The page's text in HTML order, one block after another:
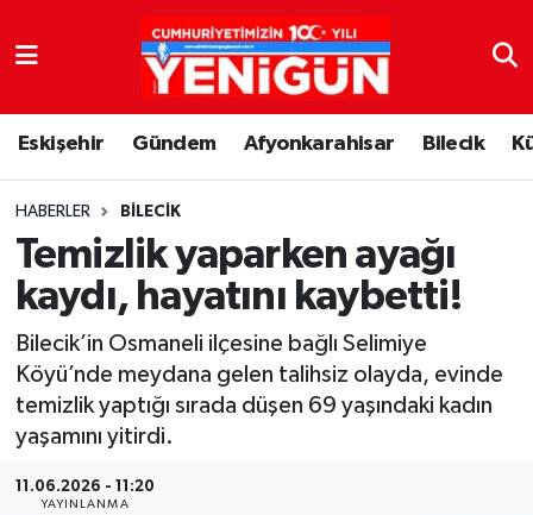
Eskişehir Gündem Afyonkarahisar Bilecik
HABERLER BILECIK
Temizlik yaparken ayağı
kaydı, hayatını kaybetti!
Bilecik’in Osmaneli ilçesine bağlı Selimiye
Köyü’nde meydana gelen talihsiz olayda, evinde
temizlik yaptığı sırada düşen 69 yaşındaki kadın
yaşamını yitirdi.
11.06.2026 - 11:20
YAYINLANMA
Nöbetçi Eczaneler
Hava Durumu
Trafik Durumu
Süper Lig Puan Durumu ve Fikstür
Tüm Manşetler
Son Dakika Haberleri
Haber Arşivi